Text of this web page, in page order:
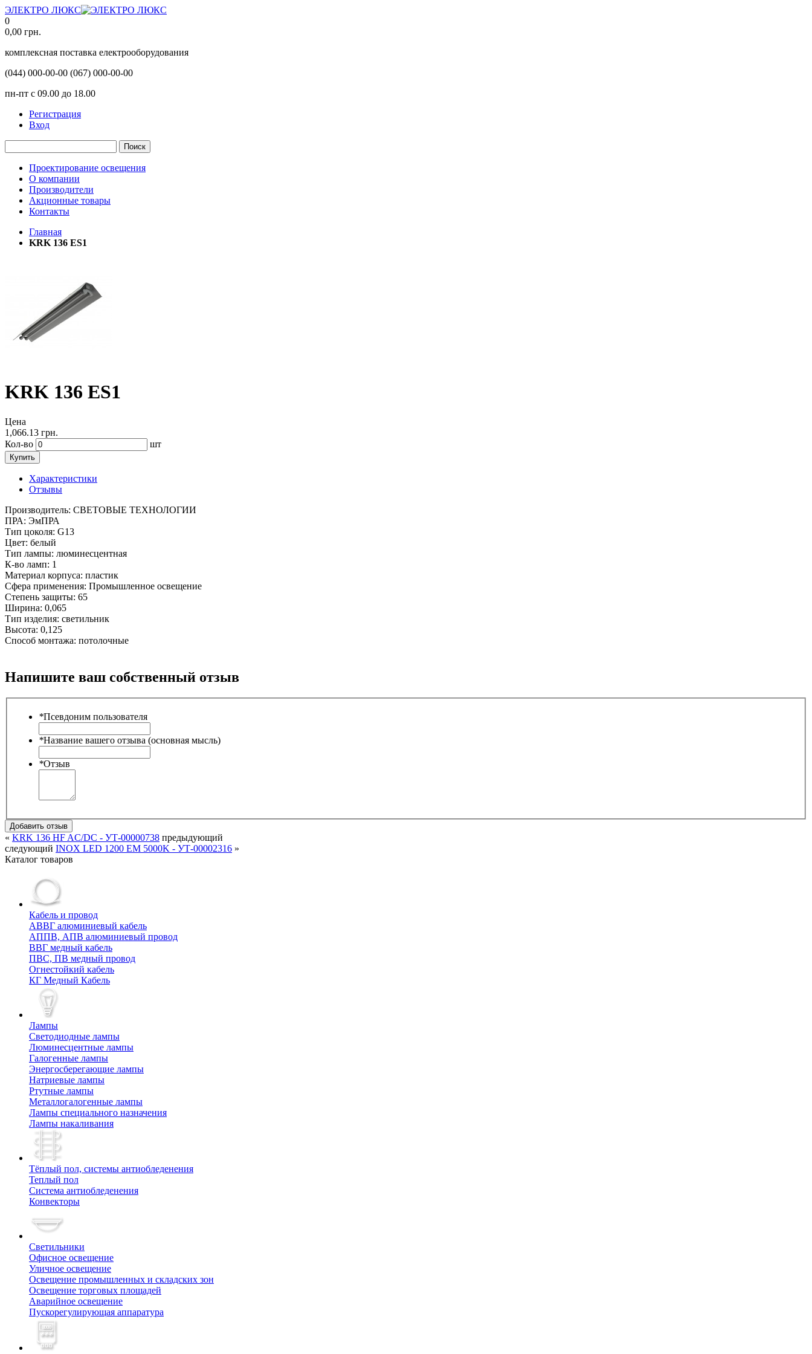
ЭЛЕКТРО ЛЮКС
0
0,00 грн.
комплексная поставка електрооборудования
(044) 000-00-00 (067) 000-00-00
пн-пт с 09.00 до 18.00
Регистрация
Вход
Поиск
Проектирование освещения
О компании
Производители
Акционные товары
Контакты
Главная
KRK 136 ES1
KRK 136 ES1
Цена
1,066.13 грн.
Кол-во
шт
Купить
Характеристики
Отзывы
Производитель: СВЕТОВЫЕ ТЕХНОЛОГИИ
ПРА: ЭмПРА
Тип цоколя: G13
Цвет: белый
Тип лампы: люминесцентная
К-во ламп: 1
Материал корпуса: пластик
Сфера применения: Промышленное освещение
Степень защиты: 65
Ширина: 0,065
Тип изделия: светильник
Высота: 0,125
Способ монтажа: потолочные
Напишите ваш собственный отзыв
*Псевдоним пользователя
*Название вашего отзыва (основная мысль)
*Отзыв
Добавить отзыв
« KRK 136 HF AC/DC - УТ-00000738 предыдующий
следующий INOX LED 1200 EM 5000K - УТ-00002316 »
Каталог товаров
Кабель и провод
АВВГ алюминиевый кабель
АППВ, АПВ алюминиевый провод
ВВГ медный кабель
ПВС, ПВ медный провод
Огнестойкий кабель
КГ Медный Кабель
Лампы
Cветодиодные лампы
Люминесцентные лампы
Галогенные лампы
Энергосберегающие лампы
Натриевые лампы
Ртутные лампы
Металлогалогенные лампы
Лампы специального назначения
Лампы накаливания
Тёплый пол, cистемы антиобледенения
Теплый пол
Система антиобледенения
Конвекторы
Светильники
Офисное освещение
Уличное освещение
Освещение промышленных и складских зон
Освещение торговых площадей
Аварийное освещение
Пускорегулирующая аппаратура